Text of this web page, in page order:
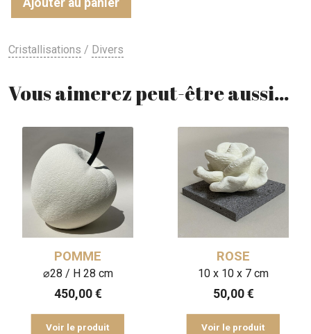
Cristallisations / Divers
Vous aimerez peut-être aussi…
POMME
⌀28 / H 28 cm
450,00 €
Voir le produit
ROSE
10 x 10 x 7 cm
50,00 €
Voir le produit